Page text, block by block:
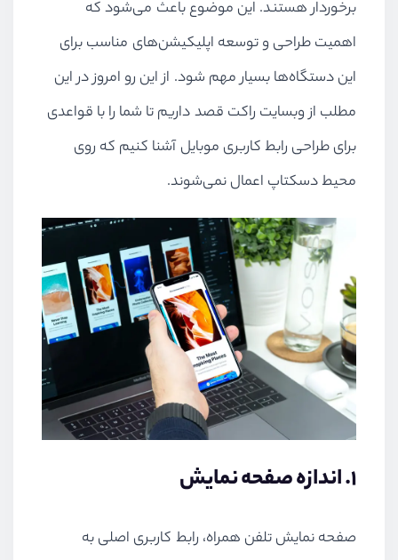
برخوردار هستند. این موضوع باعث می‌شود که
اهمیت طراحی و توسعه اپلیکیشن‌های مناسب برای
این دستگاه‌ها بسیار مهم شود. از این رو امروز در این
مطلب از وبسایت راکت قصد داریم تا شما را با قواعدی
برای طراحی رابط کاربری موبایل آشنا کنیم که روی
محیط دسکتاپ اعمال نمی‌شوند.
۱. اندازه صفحه نمایش
صفحه نمایش تلفن همراه، رابط کاربری اصلی به